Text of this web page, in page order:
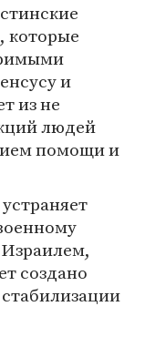
которые
и
из не
людей
помощи и
создано